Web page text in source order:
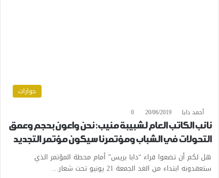
حوارات
أحمد دابا 20/06/2019
0
نائب الكاتب العام لشبيبة منيب: نحن واعون بحجم وعمق
التحولات في الشباب ومؤتمرنا سيكون مؤتمر التجديد
هل لكم أن تضعوا قراء “دابا بريس” أمام محطة المؤتمر الذي
ستعقدونه ابتداء من الغد الجمعة 21 يونيو تحت شعار…